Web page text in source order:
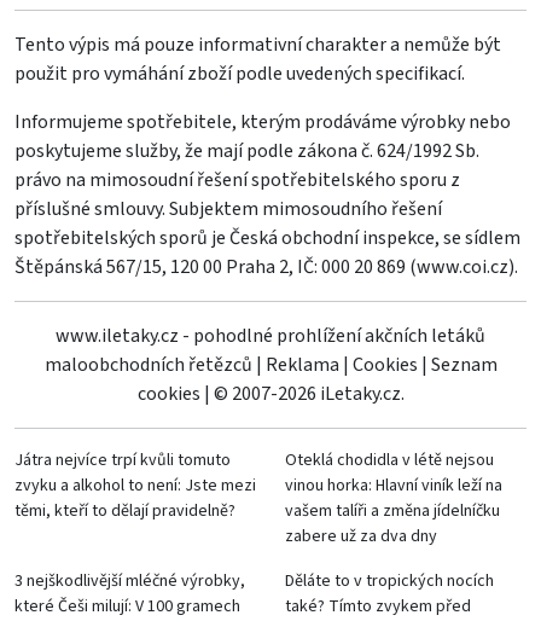
Tento výpis má pouze informativní charakter a nemůže být
použit pro vymáhání zboží podle uvedených specifikací.
Informujeme spotřebitele, kterým prodáváme výrobky nebo
poskytujeme služby, že mají podle zákona č. 624/1992 Sb.
právo na mimosoudní řešení spotřebitelského sporu z
příslušné smlouvy. Subjektem mimosoudního řešení
spotřebitelských sporů je Česká obchodní inspekce, se sídlem
Štěpánská 567/15, 120 00 Praha 2, IČ: 000 20 869 (www.coi.cz).
www.iletaky.cz - pohodlné prohlížení akčních letáků
maloobchodních řetězců | Reklama | Cookies | Seznam
cookies | © 2007-2026 iLetaky.cz.
Játra nejvíce trpí kvůli tomuto
zvyku a alkohol to není: Jste mezi
těmi, kteří to dělají pravidelně?
Oteklá chodidla v létě nejsou
vinou horka: Hlavní viník leží na
vašem talíři a změna jídelníčku
zabere už za dva dny
3 nejškodlivější mléčné výrobky,
které Češi milují: V 100 gramech
Děláte to v tropických nocích
také? Tímto zvykem před